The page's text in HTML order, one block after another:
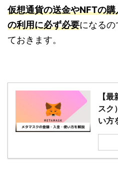
仮想通貨の送金やNFTの
の利用に必ず必要になるの
ておきます。
【
スク
い方